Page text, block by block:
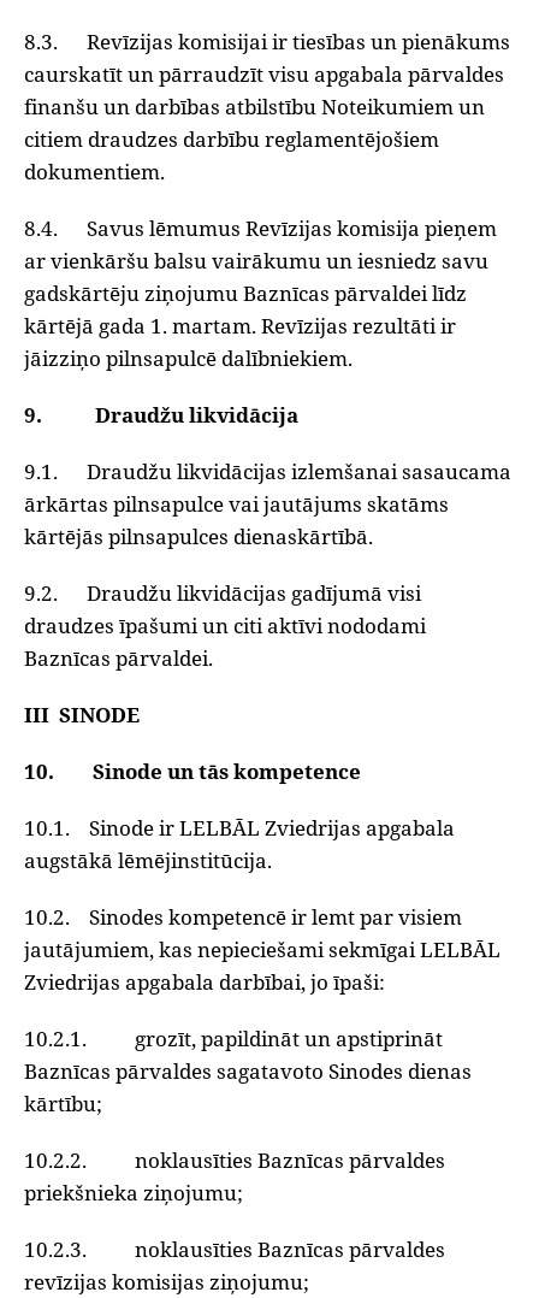
8.3. Revīzijas komisijai ir tiesības un pienākums
caurskatīt un pārraudzīt visu apgabala pārvaldes
finanšu un darbības atbilstību Noteikumiem un
citiem draudzes darbību reglamentējošiem
dokumentiem.
8.4. Savus lēmumus Revīzijas komisija pieņem
ar vienkāršu balsu vairākumu un iesniedz savu
gadskārtēju ziņojumu Baznīcas pārvaldei līdz
kārtējā gada 1. martam. Revīzijas rezultāti ir
jāizziņo pilnsapulcē dalībniekiem.
9. Draudžu likvidācija
9.1. Draudžu likvidācijas izlemšanai sasaucama
ārkārtas pilnsapulce vai jautājums skatāms
kārtējās pilnsapulces dienaskārtībā.
9.2. Draudžu likvidācijas gadījumā visi
draudzes īpašumi un citi aktīvi nododami
Baznīcas pārvaldei.
III SINODE
10. Sinode un tās kompetence
10.1. Sinode ir LELBĀL Zviedrijas apgabala
augstākā lēmējinstitūcija.
10.2. Sinodes kompetencē ir lemt par visiem
jautājumiem, kas nepieciešami sekmīgai LELBĀL
Zviedrijas apgabala darbībai, jo īpaši:
10.2.1. grozīt, papildināt un apstiprināt
Baznīcas pārvaldes sagatavoto Sinodes dienas
kārtību;
10.2.2. noklausīties Baznīcas pārvaldes
priekšnieka ziņojumu;
10.2.3. noklausīties Baznīcas pārvaldes
revīzijas komisijas ziņojumu;